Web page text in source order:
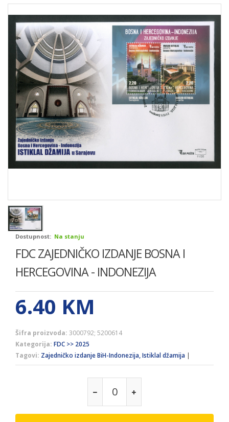
Dostupnost: Na stanju
FDC ZAJEDNIČKO IZDANJE BOSNA I
HERCEGOVINA - INDONEZIJA
6.40 KM
Šifra proizvoda: 3000792; 5200614
Kategorija: FDC >> 2025
Tagovi: Zajedničko izdanje BiH-Indonezija, Istiklal džamija |